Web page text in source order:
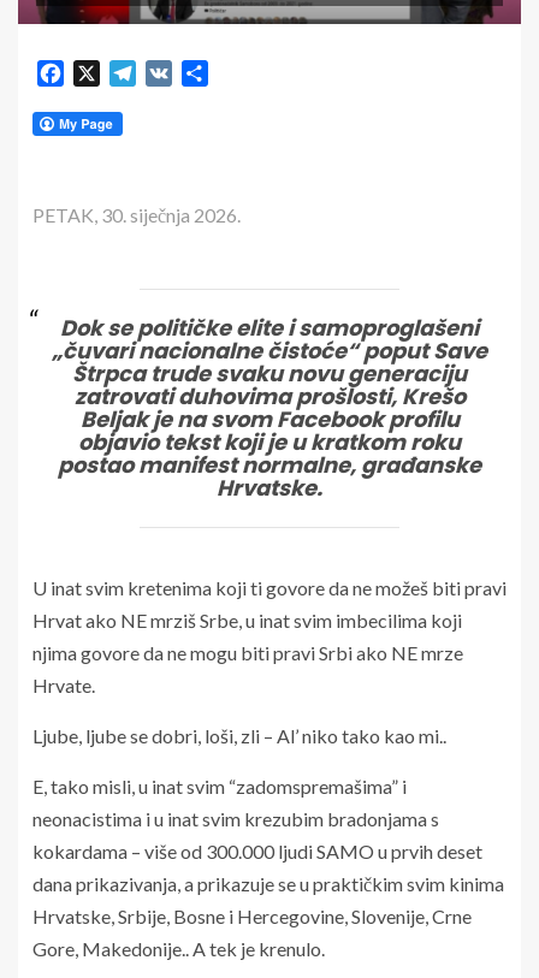
Facebook Telegram
VK
PETAK, 30. siječnja 2026.
Dok se političke elite i samoproglašeni
„čuvari nacionalne čistoće“ poput Save
Štrpca trude svaku novu generaciju
zatrovati duhovima prošlosti, Krešo
Beljak je na svom Facebook profilu
objavio tekst koji je u kratkom roku
postao manifest normalne, građanske
Hrvatske.
U inat svim kretenima koji ti govore da ne možeš biti pravi
Hrvat ako NE mrziš Srbe, u inat svim imbecilima koji
njima govore da ne mogu biti pravi Srbi ako NE mrze
Hrvate.
Ljube, ljube se dobri, loši, zli – Al’ niko tako kao mi..
E, tako misli, u inat svim “zadomspremašima” i
neonacistima i u inat svim krezubim bradonjama s
kokardama – više od 300.000 ljudi SAMO u prvih deset
dana prikazivanja, a prikazuje se u praktičkim svim kinima
Hrvatske, Srbije, Bosne i Hercegovine, Slovenije, Crne
Gore, Makedonije.. A tek je krenulo.